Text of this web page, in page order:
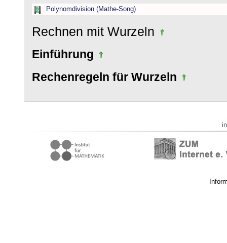
Polynomdivision (Mathe-Song)
Rechnen mit Wurzeln
Einführung
Rechenregeln für Wurzeln